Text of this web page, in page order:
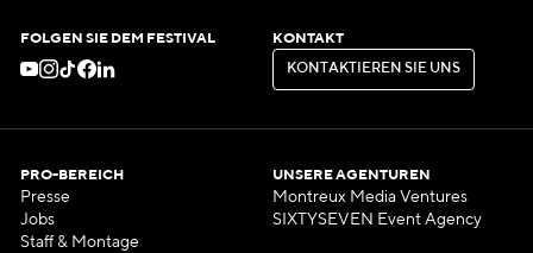
FOLGEN SIE DEM FESTIVAL KONTAKT
KON AKT EREN SI E UN S
KONTAKTIERENSIEUNS
PRO-BEREICH
Presse
Jobs
Staff & Montage
UNSERE AGENTUREN
Montreux Media Ventures
SIXTYSEVEN Event Agency